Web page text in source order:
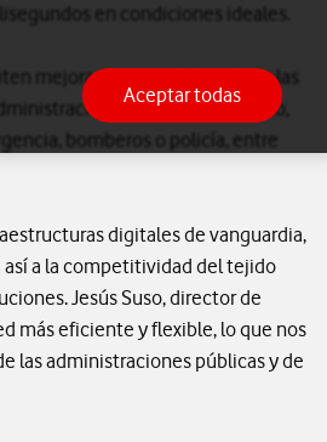
en condiciones ideales.
mejorar la calidad de vida de las
pública. Por ejemplo,
bomberos o policía, entre
digitales de vanguardia,
a la competitividad del tejido
Jesús Suso, director de
más eficiente y flexible, lo que nos
las administraciones públicas y de
Aceptar todas